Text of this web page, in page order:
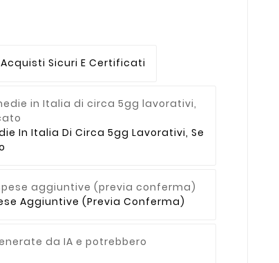
Acquisti Sicuri E Certificati
In Italia Di Circa 5gg Lavorativi, Se
Aggiuntive (previa Conferma)